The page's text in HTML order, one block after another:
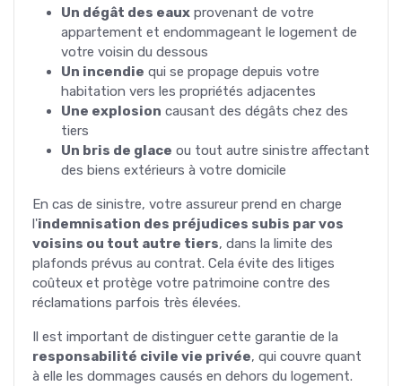
Un dégât des eaux provenant de votre
appartement et endommageant le logement de
votre voisin du dessous
Un incendie qui se propage depuis votre
habitation vers les propriétés adjacentes
Une explosion causant des dégâts chez des
tiers
Un bris de glace ou tout autre sinistre affectant
des biens extérieurs à votre domicile
En cas de sinistre, votre assureur prend en charge
l'indemnisation des préjudices subis par vos
voisins ou tout autre tiers, dans la limite des
plafonds prévus au contrat. Cela évite des litiges
coûteux et protège votre patrimoine contre des
réclamations parfois très élevées.
Il est important de distinguer cette garantie de la
responsabilité civile vie privée, qui couvre quant
à elle les dommages causés en dehors du logement.